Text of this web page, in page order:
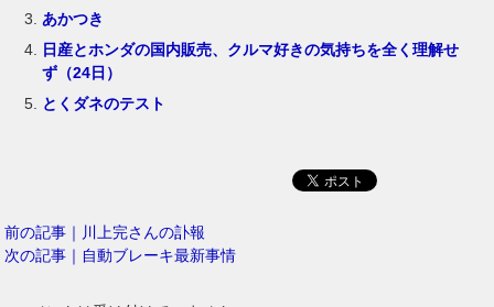
あかつき
日産とホンダの国内販売、クルマ好きの気持ちを全く理解せ
ず（24日）
とくダネのテスト
前の記事｜川上完さんの訃報
次の記事｜自動ブレーキ最新事情